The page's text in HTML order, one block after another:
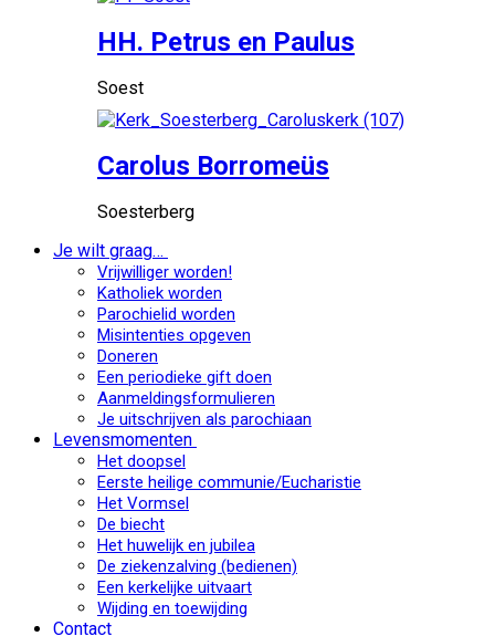
HH. Petrus en Paulus
Soest
Carolus Borromeüs
Soesterberg
Je wilt graag…
Vrijwilliger worden!
Katholiek worden
Parochielid worden
Misintenties opgeven
Doneren
Een periodieke gift doen
Aanmeldingsformulieren
Je uitschrijven als parochiaan
Levensmomenten
Het doopsel
Eerste heilige communie/Eucharistie
Het Vormsel
De biecht
Het huwelijk en jubilea
De ziekenzalving (bedienen)
Een kerkelijke uitvaart
Wijding en toewijding
Contact